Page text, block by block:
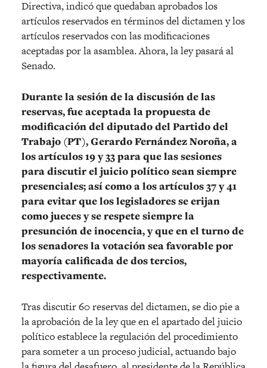
Directiva, indicó que quedaban aprobados los
artículos reservados en términos del dictamen y los
artículos reservados con las modificaciones
aceptadas por la asamblea. Ahora, la ley pasará al
Senado.
Durante la sesión de la discusión de las
reservas, fue aceptada la propuesta de
modificación del diputado del Partido del
Trabajo (PT), Gerardo Fernández Noroña, a
los artículos 19 y 33 para que las sesiones
para discutir el juicio político sean siempre
presenciales; así como a los artículos 37 y 41
para evitar que los legisladores se erijan
como jueces y se respete siempre la
presunción de inocencia, y que en el turno de
los senadores la votación sea favorable por
mayoría calificada de dos tercios,
respectivamente.
Tras discutir 60 reservas del dictamen, se dio pie a
la aprobación de la ley que en el apartado del juicio
político establece la regulación del procedimiento
para someter a un proceso judicial, actuando bajo